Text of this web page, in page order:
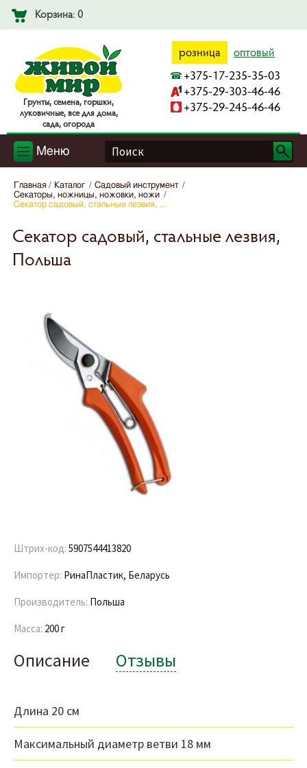
Корзина: 0
Гpyнты, ceмeнa, гopшки,
лyкoвичныe, вce для дoмa,
caдa, oгopoдa
розница оптовый
+375-17-235-35-03
+375-29-303-46-46
+375-29-245-46-46
Меню
Главная Каталог
Садовый инструмент
Секаторы, ножницы, ножовки, ножи
Секатор садовый, стальные лезвия, ...
Секатор садовый, стальные лезвия,
Польша
Штрих-код: 5907544413820
Импортер: РинаПластик, Беларусь
Производитель: Польша
Масса: 200 г
Описание Отзывы
Длина 20 см
Максимальный диаметр ветви 18 мм